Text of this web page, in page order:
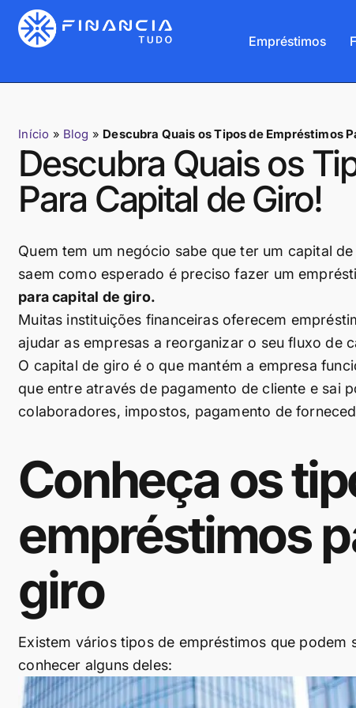
Empréstimos
Início » Blog » Descubra Quais os Tipos de Empréstimos
Descubra Quais os
Para Capital de Giro!
Quem tem um negócio sabe que ter um capital
saem como esperado é preciso fazer um
para capital de giro.
Muitas instituições financeiras oferecem
ajudar as empresas a reorganizar o seu fluxo de
O capital de giro é o que mantém a empresa
que entre através de pagamento de cliente e sai
colaboradores, impostos, pagamento de
Conheça os
empréstimos
giro
Existem vários tipos de empréstimos que
conhecer alguns deles: